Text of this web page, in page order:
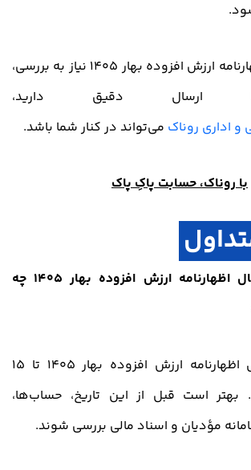
اگر برای ارسال اظهارنامه ارزش افزوده بهار 1405 نیاز به بررسی،
ارسال دقیق دارید،
و اداری روناک می‌تواند در کنار شما باشد.
با روناک، حسابت پاکِ پاک
1.مهلت ارسال اظهارنامه ارزش افزوده بهار 1405 چه
مهلت ارسال اظهارنامه ارزش افزوده بهار 1405 تا 15
بهتر است قبل از این تاریخ، حساب‌ها،
مؤدیان و اسناد مالی بررسی شوند.